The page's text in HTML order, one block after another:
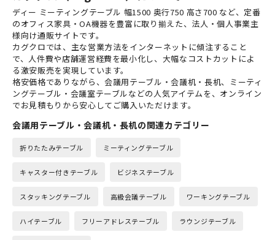
ディー ミーティングテーブル 幅1500 奥行750 高さ700 など、定番
のオフィス家具・OA機器を豊富に取り揃えた、法人・個人事業主
様向け通販サイトです。
カグクロでは、主な営業方法をインターネットに傾注すること
で、人件費や店舗運営経費を最小化し、大幅なコストカットによ
る激安販売を実現しています。
格安価格でありながら、会議用テーブル・会議机・長机、ミーティ
ングテーブル・会議室テーブルなどの人気アイテムを、オンライン
でお見積もりから安心してご購入いただけます。
会議用テーブル・会議机・長机の関連カテゴリー
折りたたみテーブル ミーティングテーブル
キャスター付きテーブル ビジネステーブル
スタッキングテーブル 高級会議テーブル ワーキングテーブル
ハイテーブル フリーアドレステーブル ラウンジテーブル